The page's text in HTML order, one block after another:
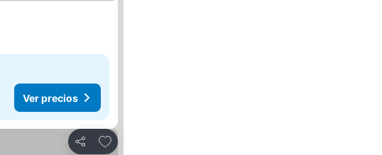
Ver precios
Compartir
Agregar a favoritos